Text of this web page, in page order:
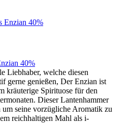
40%
Liebhaber, welche diesen
gerne genießen, Der Enzian ist
kräuterige Spirituose für den
Dieser Lantenhammer
seine vorzügliche Aromatik zu
reichhaltigen Mahl als i-